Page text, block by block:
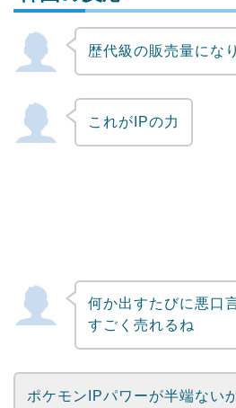
Powered by livedoor 相互
歴代級の販売量にな
これがIPの力
何か出すたびに悪口
すごく売れるね
ポケモンIPパワーが半端ない